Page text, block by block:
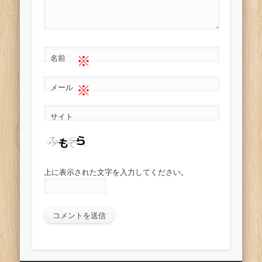
名前 ※
メール ※
サイト
上に表示された文字を入力してください。